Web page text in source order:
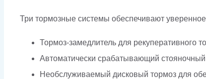
Три тормозные системы обеспечивают
Тормоз-замедлитель для рекуперативного
Автоматически срабатывающий
Необслуживаемый дисковый тормоз для